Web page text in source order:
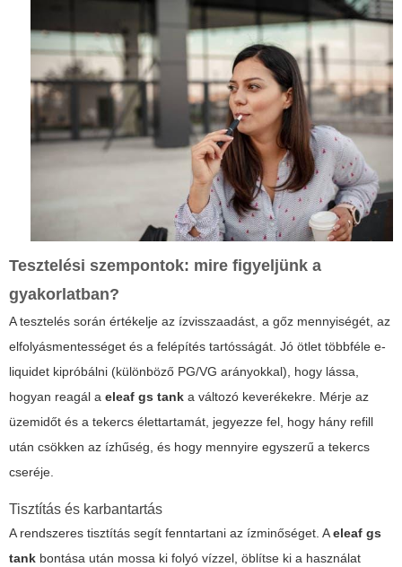
Tesztelési szempontok: mire figyeljünk a
gyakorlatban?
A tesztelés során értékelje az ízvisszaadást, a gőz mennyiségét, az
elfolyásmentességet és a felépítés tartósságát. Jó ötlet többféle e-
liquidet kipróbálni (különböző PG/VG arányokkal), hogy lássa,
hogyan reagál a eleaf gs tank a változó keverékekre. Mérje az
üzemidőt és a tekercs élettartamát, jegyezze fel, hogy hány refill
után csökken az ízhűség, és hogy mennyire egyszerű a tekercs
cseréje.
Tisztítás és karbantartás
A rendszeres tisztítás segít fenntartani az ízminőséget. Aeleaf gs
tank bontása után mossa ki folyó vízzel, öblítse ki a használat